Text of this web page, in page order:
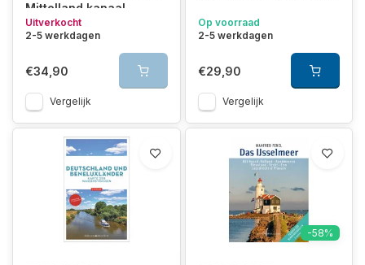
Mittelland kanaal
Uitverkocht
2-5 werkdagen
€34,90
Vergelijk
Op voorraad
2-5 werkdagen
€29,90
Vergelijk
-58%